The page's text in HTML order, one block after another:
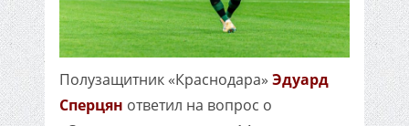
Полузащитник «Краснодара» Эдуард
Сперцян ответил на вопрос о